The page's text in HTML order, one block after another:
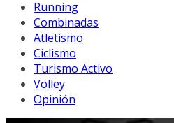
Running
Combinadas
Atletismo
Ciclismo
Turismo Activo
Volley
Opinión